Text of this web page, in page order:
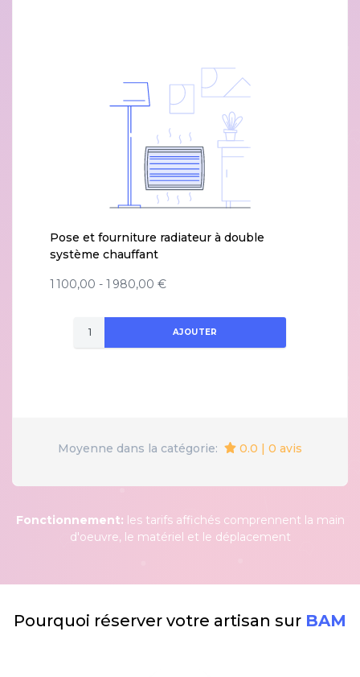
Pose et fourniture radiateur à double
système chauffant
1 100,00 - 1 980,00 €
AJOUTER
Moyenne dans la catégorie: 0.0 | 0 avis
Fonctionnement: les tarifs affichés comprennent la main
d'oeuvre, le matériel et le déplacement
Pourquoi réserver votre artisan sur BAM